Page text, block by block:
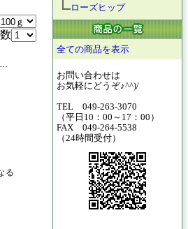
る
ローズヒップ
全ての商品を表示
お問い合わせは
お気軽にどうぞ♪^^)/
TEL 049-263-3070
（平日10：00～17：00）
FAX 049-264-5538
（24時間受付）